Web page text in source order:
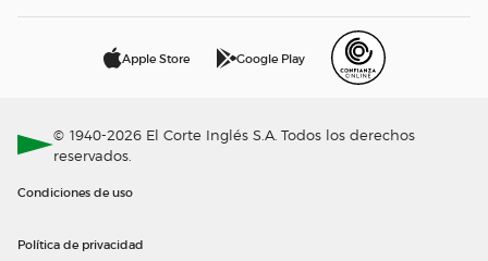
Apple Store Google Play
© 1940-2026 El Corte Inglés S.A. Todos los derechos
reservados.
Condiciones de uso
Política de privacidad